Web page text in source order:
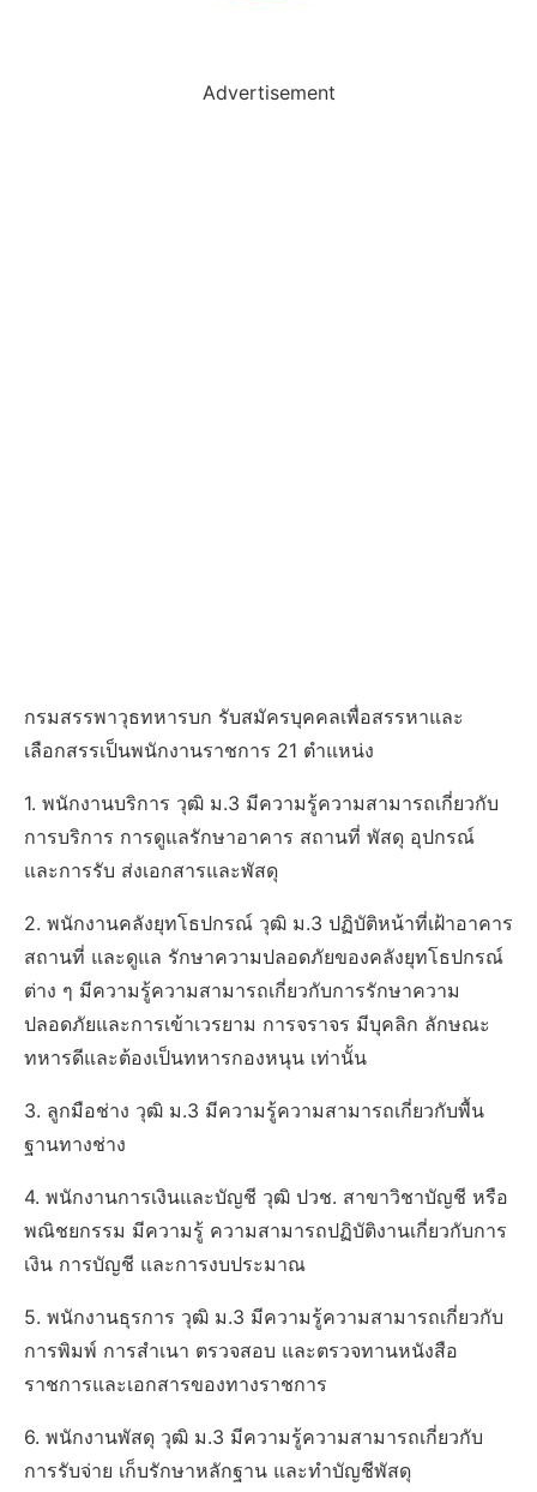
Advertisement
กรมสรรพาวุธทหารบก รับสมัครบุคคลเพื่อสรรหาและ
เลือกสรรเป็นพนักงานราชการ 21 ตำแหน่ง
1. พนักงานบริการ วุฒิ ม.3 มีความรู้ความสามารถเกี่ยวกับ
การบริการ การดูแลรักษาอาคาร สถานที่ พัสดุ อุปกรณ์
และการรับ ส่งเอกสารและพัสดุ
2. พนักงานคลังยุทโธปกรณ์ วุฒิ ม.3 ปฏิบัติหน้าที่เฝ้าอาคาร
สถานที่ และดูแล รักษาความปลอดภัยของคลังยุทโธปกรณ์
ต่าง ๆ มีความรู้ความสามารถเกี่ยวกับการรักษาความ
ปลอดภัยและการเข้าเวรยาม การจราจร มีบุคลิก ลักษณะ
ทหารดีและต้องเป็นทหารกองหนุน เท่านั้น
3. ลูกมือช่าง วุฒิ ม.3 มีความรู้ความสามารถเกี่ยวกับพื้น
ฐานทางช่าง
4. พนักงานการเงินและบัญชี วุฒิ ปวช. สาขาวิชาบัญชี หรือ
พณิชยกรรม มีความรู้ ความสามารถปฏิบัติงานเกี่ยวกับการ
เงิน การบัญชี และการงบประมาณ
5. พนักงานธุรการ วุฒิ ม.3 มีความรู้ความสามารถเกี่ยวกับ
การพิมพ์ การสำเนา ตรวจสอบ และตรวจทานหนังสือ
ราชการและเอกสารของทางราชการ
6. พนักงานพัสดุ วุฒิ ม.3 มีความรู้ความสามารถเกี่ยวกับ
การรับจ่าย เก็บรักษาหลักฐาน และทำบัญชีพัสดุ